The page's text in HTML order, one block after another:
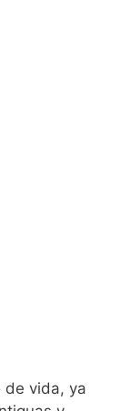
de vida, ya